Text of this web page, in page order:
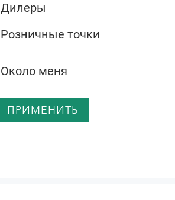
Дилеры
Розничные точки
Около меня
ПРИМЕНИТЬ